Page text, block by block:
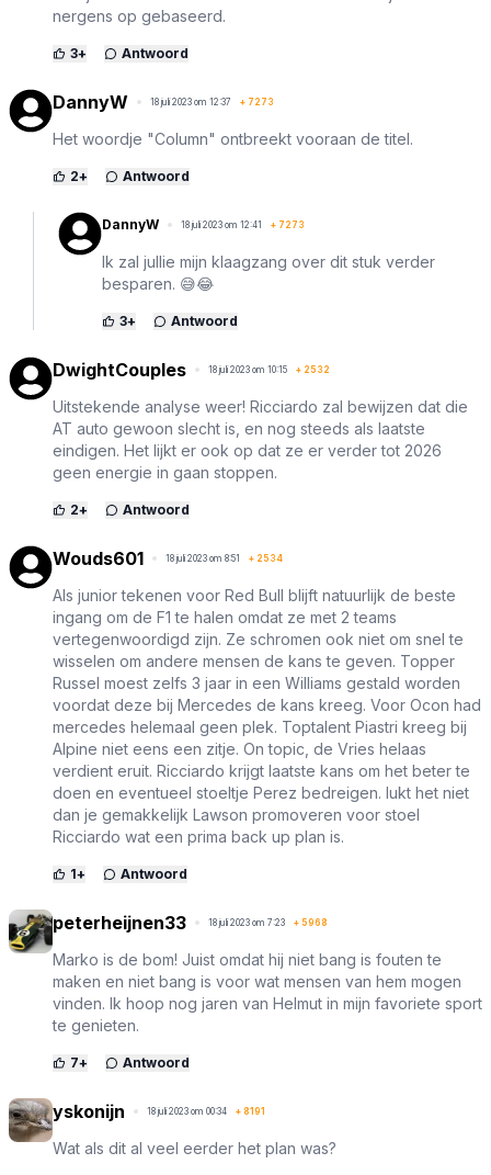
nergens op gebaseerd.
3+ Antwoord
DannyW 18 juli 2023 om 12:37 + 7273
Het woordje "Column" ontbreekt vooraan de titel.
2+ Antwoord
DannyW 18 juli 2023 om 12:41 + 7273
Ik zal jullie mijn klaagzang over dit stuk verder
besparen. 😅😂
3+ Antwoord
DwightCouples 18 juli 2023 om 10:15 + 2532
Uitstekende analyse weer! Ricciardo zal bewijzen dat die
AT auto gewoon slecht is, en nog steeds als laatste
eindigen. Het lijkt er ook op dat ze er verder tot 2026
geen energie in gaan stoppen.
2+ Antwoord
Wouds601 18 juli 2023 om 8:51 + 2534
Als junior tekenen voor Red Bull blijft natuurlijk de beste
ingang om de F1 te halen omdat ze met 2 teams
vertegenwoordigd zijn. Ze schromen ook niet om snel te
wisselen om andere mensen de kans te geven. Topper
Russel moest zelfs 3 jaar in een Williams gestald worden
voordat deze bij Mercedes de kans kreeg. Voor Ocon had
mercedes helemaal geen plek. Toptalent Piastri kreeg bij
Alpine niet eens een zitje. On topic, de Vries helaas
verdient eruit. Ricciardo krijgt laatste kans om het beter te
doen en eventueel stoeltje Perez bedreigen. lukt het niet
dan je gemakkelijk Lawson promoveren voor stoel
Ricciardo wat een prima back up plan is.
1+ Antwoord
peterheijnen33 18 juli 2023 om 7:23 + 5968
Marko is de bom! Juist omdat hij niet bang is fouten te
maken en niet bang is voor wat mensen van hem mogen
vinden. Ik hoop nog jaren van Helmut in mijn favoriete sport
te genieten.
7+ Antwoord
yskonijn 18 juli 2023 om 00:34 + 8191
Wat als dit al veel eerder het plan was?